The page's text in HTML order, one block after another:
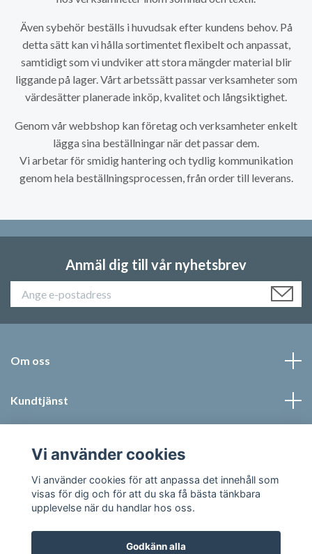
Även sybehör beställs i huvudsak efter kundens behov. På
detta sätt kan vi hålla sortimentet flexibelt och anpassat,
samtidigt som vi undviker att stora mängder material blir
liggande på lager. Vårt arbetssätt passar verksamheter som
värdesätter planerade inköp, kvalitet och långsiktighet.
Genom vår webbshop kan företag och verksamheter enkelt
lägga sina beställningar när det passar dem.
Vi arbetar för smidig hantering och tydlig kommunikation
genom hela beställningsprocessen, från order till leverans.
Anmäl dig till vår nyhetsbrev
Om oss
Kundtjänst
Sociala medier
Vi använder cookies
Vi använder cookies för att anpassa det innehåll som
visas för dig och för att du ska få bästa tänkbara
upplevelse när du handlar hos oss.
Godkänn alla